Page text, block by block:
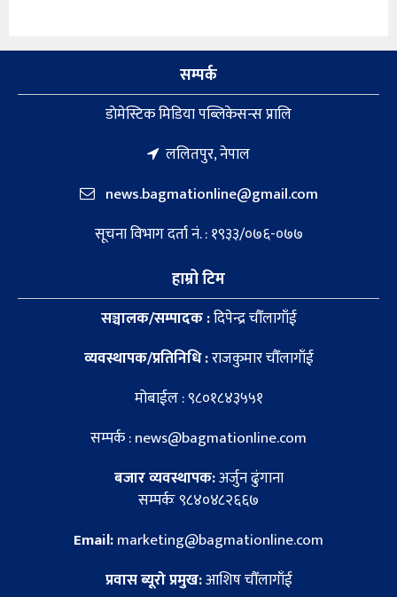
सम्पर्क
डाेमेस्टिक मिडिया पब्लिकेसन्स प्रालि
ललितपुर, नेपाल
news.bagmationline@gmail.com
सूचना विभाग दर्ता नं. : १९३३/०७६-०७७
हाम्रो टिम
सञ्चालक/सम्पादक :दिपेन्द्र चौँलागाँई
व्यवस्थापक/प्रतिनिधि :राजकुमार चौँलागाँई
मोबाईल : ९८०१८४३५५१
सम्पर्क : news@bagmationline.com
बजार व्यवस्थापक:अर्जुन ढुंगाना
सम्पर्कः ९८४०४८२६६७
Email:marketing@bagmationline.com
प्रवास ब्यूरो प्रमुख:आशिष चौँलागाँई